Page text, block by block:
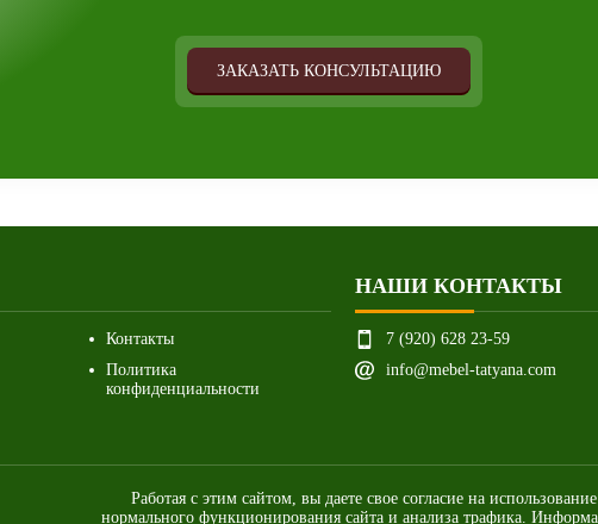
ЗАКАЗАТЬ КОНСУЛЬТАЦИЮ
Контакты
Политика
конфиденциальности
НАШИ КОНТАКТЫ
7 (920) 628 23-59
info@mebel-tatyana.com
Работая с этим сайтом, вы даете свое согласие на
нормального функционирования сайта и анализа трафика.